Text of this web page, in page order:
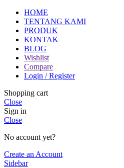
HOME
TENTANG KAMI
PRODUK
KONTAK
BLOG
Wishlist
Compare
Login / Register
Shopping cart
Close
Sign in
Close
No account yet?
Create an Account
Sidebar